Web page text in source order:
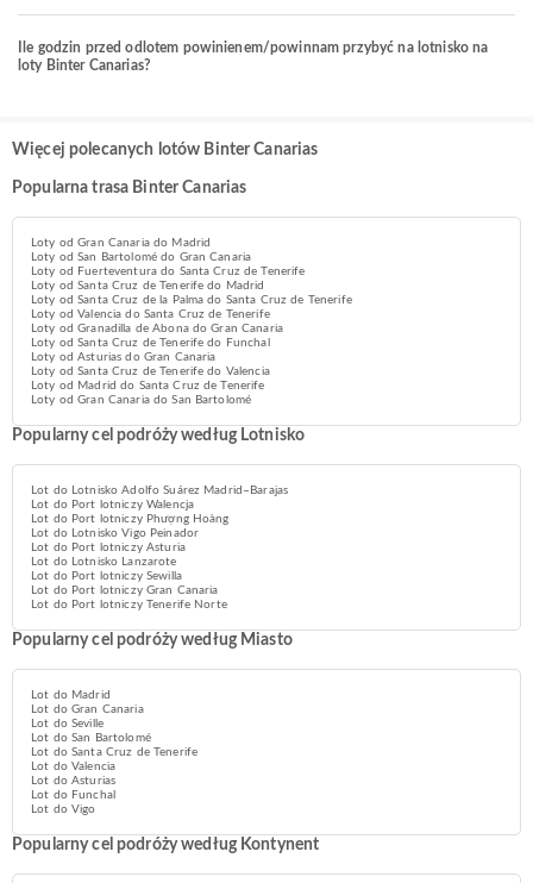
Ile godzin przed odlotem powinienem/powinnam przybyć na lotnisko na
loty Binter Canarias?
Więcej polecanych lotów Binter Canarias
Popularna trasa Binter Canarias
Loty od Gran Canaria do Madrid
Loty od San Bartolomé do Gran Canaria
Loty od Fuerteventura do Santa Cruz de Tenerife
Loty od Santa Cruz de Tenerife do Madrid
Loty od Santa Cruz de la Palma do Santa Cruz de Tenerife
Loty od Valencia do Santa Cruz de Tenerife
Loty od Granadilla de Abona do Gran Canaria
Loty od Santa Cruz de Tenerife do Funchal
Loty od Asturias do Gran Canaria
Loty od Santa Cruz de Tenerife do Valencia
Loty od Madrid do Santa Cruz de Tenerife
Loty od Gran Canaria do San Bartolomé
Popularny cel podróży według Lotnisko
Lot do Lotnisko Adolfo Suárez Madrid–Barajas
Lot do Port lotniczy Walencja
Lot do Port lotniczy Phượng Hoàng
Lot do Lotnisko Vigo Peinador
Lot do Port lotniczy Asturia
Lot do Lotnisko Lanzarote
Lot do Port lotniczy Sewilla
Lot do Port lotniczy Gran Canaria
Lot do Port lotniczy Tenerife Norte
Popularny cel podróży według Miasto
Lot do Madrid
Lot do Gran Canaria
Lot do Seville
Lot do San Bartolomé
Lot do Santa Cruz de Tenerife
Lot do Valencia
Lot do Asturias
Lot do Funchal
Lot do Vigo
Popularny cel podróży według Kontynent